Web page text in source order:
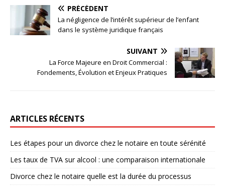
PRÉCÉDENT
La négligence de l’intérêt supérieur de l’enfant
dans le système juridique français
SUIVANT
La Force Majeure en Droit Commercial :
Fondements, Évolution et Enjeux Pratiques
ARTICLES RÉCENTS
Les étapes pour un divorce chez le notaire en toute sérénité
Les taux de TVA sur alcool : une comparaison internationale
Divorce chez le notaire quelle est la durée du processus